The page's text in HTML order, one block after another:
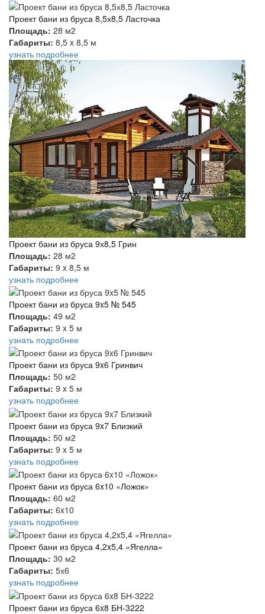
Проект бани из бруса 8,5х8,5 Ласточка
Площадь: 28 м2
Габариты: 8,5 x 8,5 м
узнать подробнее
Проект бани из бруса 9х8,5 Грин
Площадь: 28 м2
Габариты: 9 x 8,5 м
узнать подробнее
Проект бани из бруса 9x5 № 545
Площадь: 49 м2
Габариты: 9 x 5 м
узнать подробнее
Проект бани из бруса 9x6 Гринвич
Площадь: 50 м2
Габариты: 9 x 5 м
узнать подробнее
Проект бани из бруса 9x7 Близкий
Площадь: 50 м2
Габариты: 9 x 5 м
узнать подробнее
Проект бани из бруса 6x10 «Ложок»
Площадь: 60 м2
Габариты: 6x10
узнать подробнее
Проект бани из бруса 4,2x5,4 «Ягелла»
Площадь: 30 м2
Габариты: 5х6
узнать подробнее
Проект бани из бруса 6x8 БН-3222